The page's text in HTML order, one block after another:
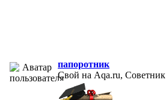
папоротник
Свой на Aqa.ru, Советник